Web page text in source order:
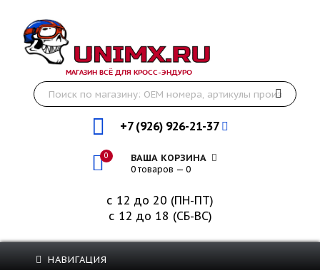
МАГАЗИН ВСЁ ДЛЯ КРОСС-ЭНДУРО
+7 (926) 926-21-37
0 ВАША КОРЗИНА
0 товаров — 0
с 12 до 20 (ПН-ПТ)
с 12 до 18 (СБ-ВС)
НАВИГАЦИЯ